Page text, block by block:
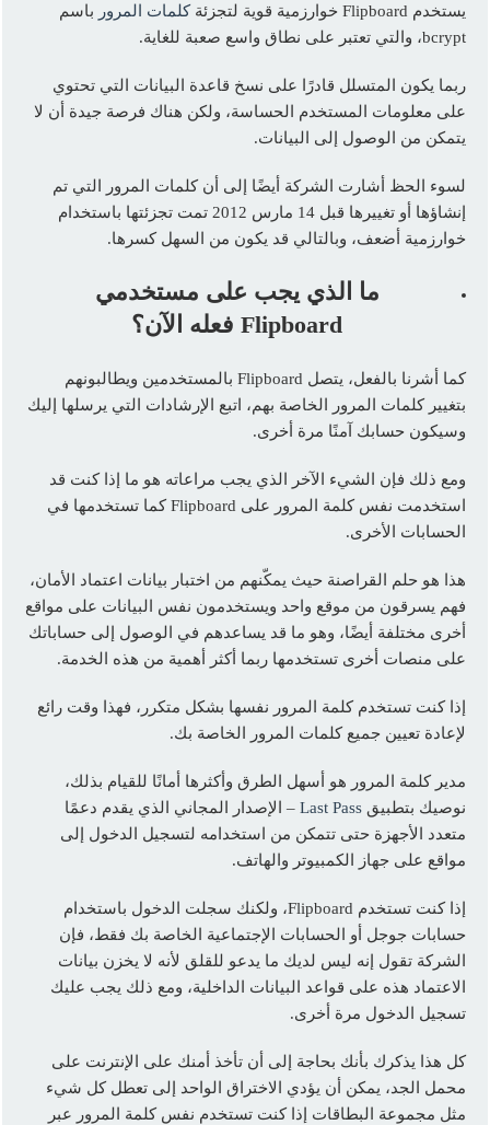
يستخدم Flipboard خوارزمية قوية لتجزئة كلمات المرور باسم
bcrypt، والتي تعتبر على نطاق واسع صعبة للغاية.
ربما يكون المتسلل قادرًا على نسخ قاعدة البيانات التي تحتوي
على معلومات المستخدم الحساسة، ولكن هناك فرصة جيدة أن لا
يتمكن من الوصول إلى البيانات.
لسوء الحظ أشارت الشركة أيضًا إلى أن كلمات المرور التي تم
إنشاؤها أو تغييرها قبل 14 مارس 2012 تمت تجزئتها باستخدام
خوارزمية أضعف، وبالتالي قد يكون من السهل كسرها.
ما الذي يجب على مستخدمي
Flipboard فعله الآن؟
كما أشرنا بالفعل، يتصل Flipboard بالمستخدمين ويطالبونهم
بتغيير كلمات المرور الخاصة بهم، اتبع الإرشادات التي يرسلها إليك
وسيكون حسابك آمنًا مرة أخرى.
ومع ذلك فإن الشيء الآخر الذي يجب مراعاته هو ما إذا كنت قد
استخدمت نفس كلمة المرور على Flipboard كما تستخدمها في
الحسابات الأخرى.
هذا هو حلم القراصنة حيث يمكّنهم من اختبار بيانات اعتماد الأمان،
فهم يسرقون من موقع واحد ويستخدمون نفس البيانات على مواقع
أخرى مختلفة أيضًا، وهو ما قد يساعدهم في الوصول إلى حساباتك
على منصات أخرى تستخدمها ربما أكثر أهمية من هذه الخدمة.
إذا كنت تستخدم كلمة المرور نفسها بشكل متكرر، فهذا وقت رائع
لإعادة تعيين جميع كلمات المرور الخاصة بك.
مدير كلمة المرور هو أسهل الطرق وأكثرها أمانًا للقيام بذلك،
نوصيك بتطبيقLast Pass – الإصدار المجاني الذي يقدم دعمًا
متعدد الأجهزة حتى تتمكن من استخدامه لتسجيل الدخول إلى
مواقع على جهاز الكمبيوتر والهاتف.
إذا كنت تستخدم Flipboard، ولكنك سجلت الدخول باستخدام
حسابات جوجل أو الحسابات الإجتماعية الخاصة بك فقط، فإن
الشركة تقول إنه ليس لديك ما يدعو للقلق لأنه لا يخزن بيانات
الاعتماد هذه على قواعد البيانات الداخلية، ومع ذلك يجب عليك
تسجيل الدخول مرة أخرى.
كل هذا يذكرك بأنك بحاجة إلى أن تأخذ أمنك على الإنترنت على
محمل الجد، يمكن أن يؤدي الاختراق الواحد إلى تعطل كل شيء
مثل مجموعة البطاقات إذا كنت تستخدم نفس كلمة المرور عبر